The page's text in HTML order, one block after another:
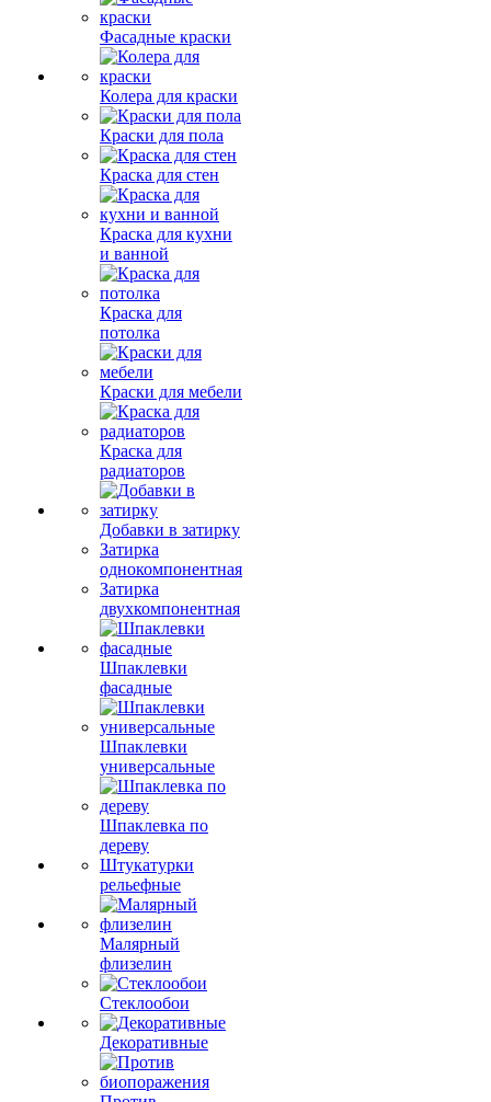
Фасадные краски
Колера для краски
Краски для пола
Краска для стен
Краска для кухни
и ванной
Краска для
потолка
Краски для мебели
Краска для
радиаторов
Добавки в затирку
Затирка
однокомпонентная
Затирка
двухкомпонентная
Шпаклевки
фасадные
Шпаклевки
универсальные
Шпаклевка по
дереву
Штукатурки
рельефные
Малярный
флизелин
Стеклообои
Декоративные